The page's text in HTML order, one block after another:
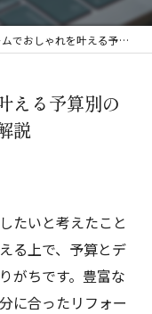
れを叶える予算別の工夫とデザイン事例徹底解説
える予算別の
説
たいと考えたこと
る上で、予算とデ
がちです。豊富な
に合ったリフォー